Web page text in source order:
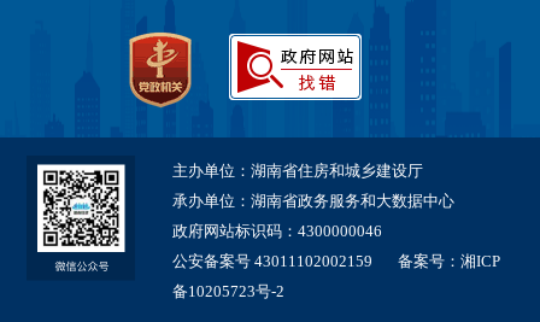
主办单位：湖南省住房和城乡建设厅
承办单位：湖南省政务服务和大数据中心
政府网站标识码：4300000046
公安备案号 43011102002159备案号：湘ICP
备10205723号-2